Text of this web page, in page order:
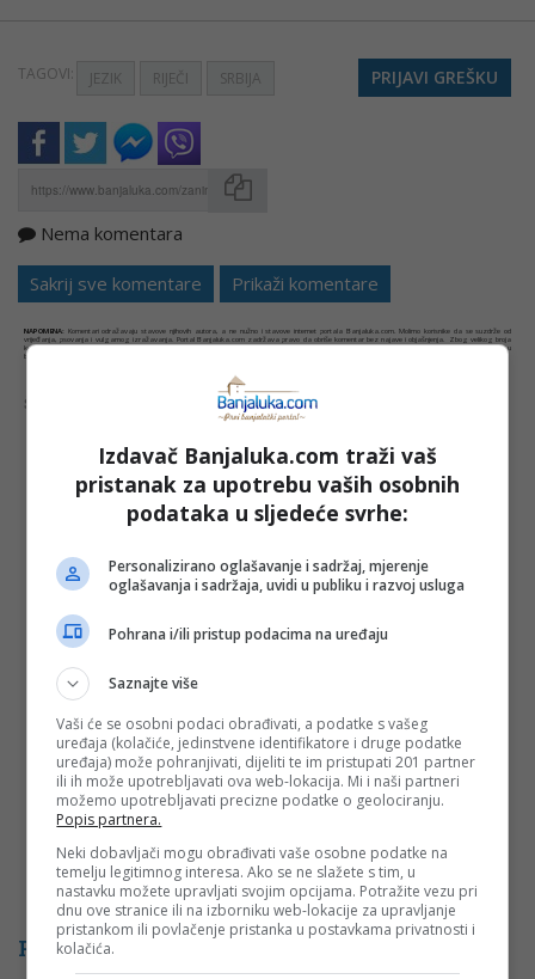
TAGOVI: JEZIK RIJEČI SRBIJA PRIJAVI GREŠKU
Nema komentara
Sakrij sve komentare Prikaži komentare
NAPOMENA: Komentari odražavaju stavove njihovih autora, a ne nužno i stavove internet portala Banjaluka.com. Molimo korisnike da se suzdrže od
vrijeđanja, psovanja i vulgarnog izražavanja. Portal Banjaluka.com zadržava pravo da obriše komentar bez najave i objašnjenja. Zbog velikog broja
komentara Banjaluka.com nije dužan obrisati sve komentare koji krše pravila. Kao čitalac takođe prihvatate mogućnost da među komentarima mogu
biti pronađeni sadržaji koji mogu biti u suprotnosti sa vašim vjerskim, moralnim i drugim načelima i uvjerenjima.
Šta mislite o ovoj temi?
Vaša e-mail adresa neće biti objavljena. Sva polja su
Ime*
Email
Komentar
PROMO
Izdavač Banjaluka.com traži vaš
pristanak za upotrebu vaših osobnih
podataka u sljedeće svrhe:
Personalizirano oglašavanje i sadržaj, mjerenje
oglašavanja i sadržaja, uvidi u publiku i razvoj usluga
Pohrana i/ili pristup podacima na uređaju
Saznajte više
Vaši će se osobni podaci obrađivati, a podatke s vašeg
uređaja (kolačiće, jedinstvene identifikatore i druge podatke
uređaja) može pohranjivati, dijeliti te im pristupati 201 partner
ili ih može upotrebljavati ova web-lokacija. Mi i naši partneri
možemo upotrebljavati precizne podatke o geolociranju.
Popis partnera.
Neki dobavljači mogu obrađivati vaše osobne podatke na
temelju legitimnog interesa. Ako se ne slažete s tim, u
nastavku možete upravljati svojim opcijama. Potražite vezu pri
dnu ove stranice ili na izborniku web-lokacije za upravljanje
pristankom ili povlačenje pristanka u postavkama privatnosti i
kolačića.